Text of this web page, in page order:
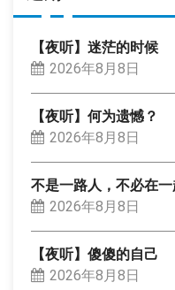
【夜听】迷茫的时候
2026年8月8日
【夜听】何为遗憾？
2026年8月8日
不是一路人，不必在一
2026年8月8日
【夜听】傻傻的自己
2026年8月8日